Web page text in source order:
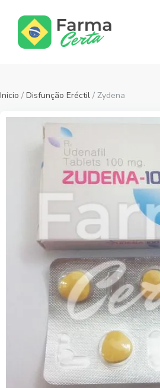
Inicio / Disfunção Eréctil / Zydena